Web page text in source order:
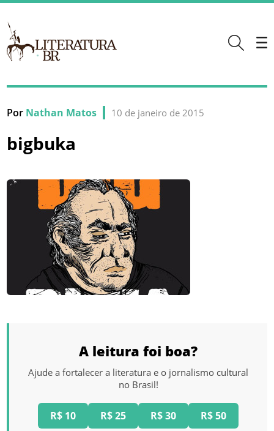
Por Nathan Matos 10 de janeiro de 2015
bigbuka
A leitura foi boa?
Ajude a fortalecer a literatura e o jornalismo cultural
no Brasil!
R$ 10 R$ 25 R$ 30 R$ 50